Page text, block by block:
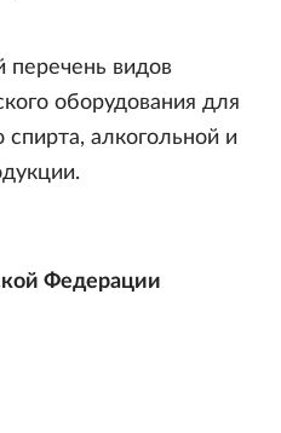
перечень видов
оборудования для
спирта, алкогольной и
Федерации